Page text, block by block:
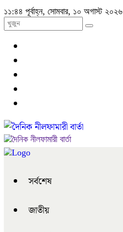
১১:৪৪ পূর্বাহ্ন, সোমবার, ১০ অগাস্ট ২০২৬
সর্বশেষ
জাতীয়